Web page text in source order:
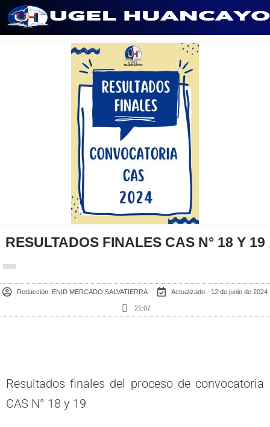
RESULTADOS FINALES CAS N° 18 Y 19
Redacción: ENID MERCADO SALVATIERRA Actualizado - 12 de junio de 2024
21:07
Resultados finales del proceso de convocatoria
CAS N° 18 y 19